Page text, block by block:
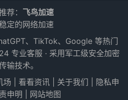
荐： 飞鸟加速
定的网络加速
、TikTok、Google 等热门
专业客服 · 采用军工级安全加密
输技术。
场 看看资讯| 关于我们
隐私申
申明
网站地图